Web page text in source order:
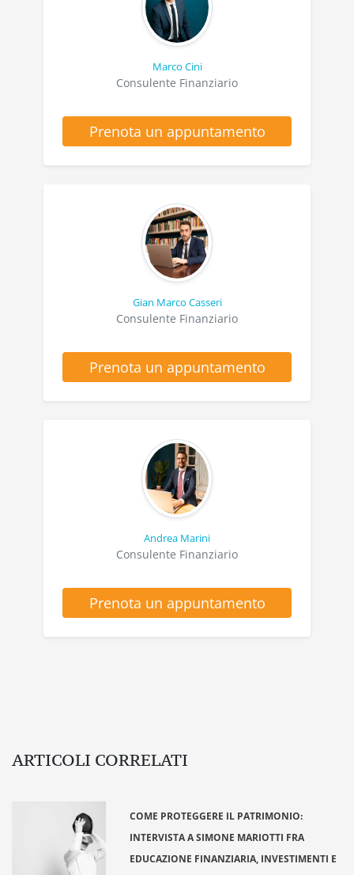
Marco Cini
Consulente Finanziario
Prenota un appuntamento
Gian Marco Casseri
Consulente Finanziario
Prenota un appuntamento
Andrea Marini
Consulente Finanziario
Prenota un appuntamento
ARTICOLI CORRELATI
COME PROTEGGERE IL PATRIMONIO:
INTERVISTA A SIMONE MARIOTTI FRA
EDUCAZIONE FINANZIARIA, INVESTIMENTI E